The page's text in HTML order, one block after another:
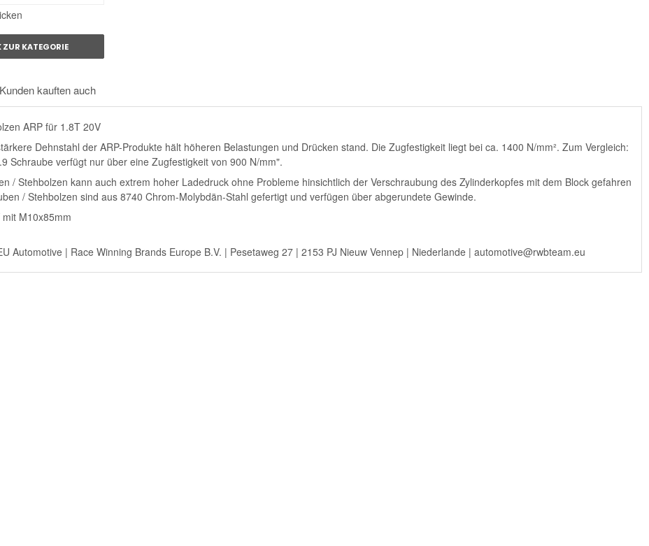
KATEGORIE
Kunden kauften auch
ARP für 1.8T 20V
Dehnstahl der ARP-Produkte hält höheren Belastungen und Drücken stand. Die Zugfestigkeit liegt bei ca. 1400 N/mm². Zum Vergleich:
Schraube verfügt nur über eine Zugfestigkeit von 900 N/mm".
/ Stehbolzen kann auch extrem hoher Ladedruck ohne Probleme hinsichtlich der Verschraubung des Zylinderkopfes mit dem Block gefahren
/ Stehbolzen sind aus 8740 Chrom-Molybdän-Stahl gefertigt und verfügen über abgerundete Gewinde.
M10x85mm
Automotive | Race Winning Brands Europe B.V. | Pesetaweg 27 | 2153 PJ Nieuw Vennep | Niederlande | automotive@rwbteam.eu